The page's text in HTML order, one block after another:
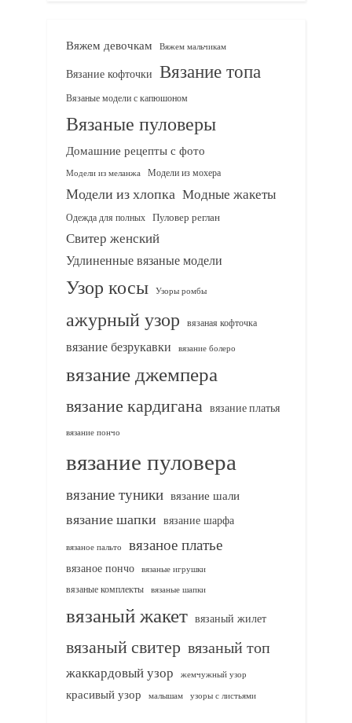
Вяжем девочкам Вяжем мальчикам
Вязание кофточки Вязание топа
Вязаные модели с капюшоном
Вязаные пуловеры
Домашние рецепты с фото
Модели из меланжа Модели из мохера
Модели из хлопка Модные жакеты
Одежда для полных Пуловер реглан
Свитер женский
Удлиненные вязаные модели
Узор косы Узоры ромбы
ажурный узор вязаная кофточка
вязание безрукавки вязание болеро
вязание джемпера
вязание кардигана вязание платья
вязание пончо
вязание пуловера
вязание туники вязание шали
вязание шапки вязание шарфа
вязаное пальто вязаное платье
вязаное пончо вязаные игрушки
вязаные комплекты
вязаные шапки
вязаный жакет вязаный жилет
вязаный свитер вязаный топ
жаккардовый узор жемчужный узор
красивый узор малышам узоры с листьями